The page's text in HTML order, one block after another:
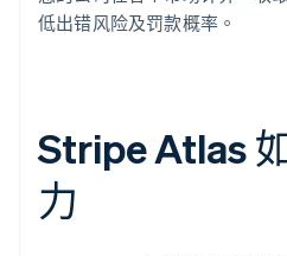
低出错风险及罚款概率。
Stripe Atlas
力